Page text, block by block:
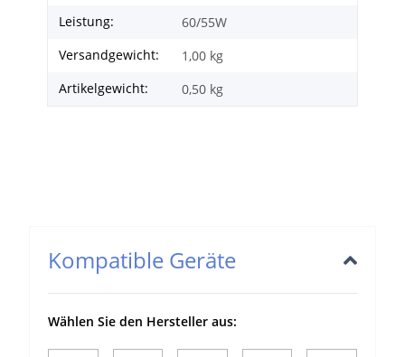
Leistung:
60/55W
Versandgewicht:
1,00 kg
Artikelgewicht:
0,50 kg
Kompatible Geräte
Wählen Sie den Hersteller aus: